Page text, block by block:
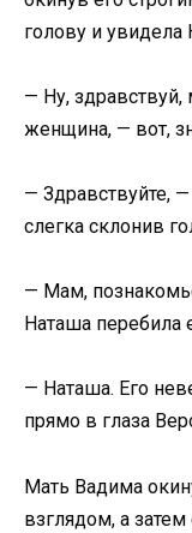
голову и увидела
— Ну, здравствуй,
женщина, — вот,
— Здравствуйте,
слегка склонив
— Мам,
Наташа перебила
— Наташа. Его
прямо в глаза
Мать Вадима
взглядом, а